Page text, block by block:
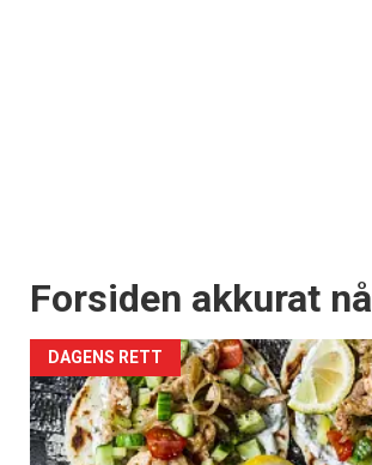
Forsiden akkurat nå
DAGENS RETT